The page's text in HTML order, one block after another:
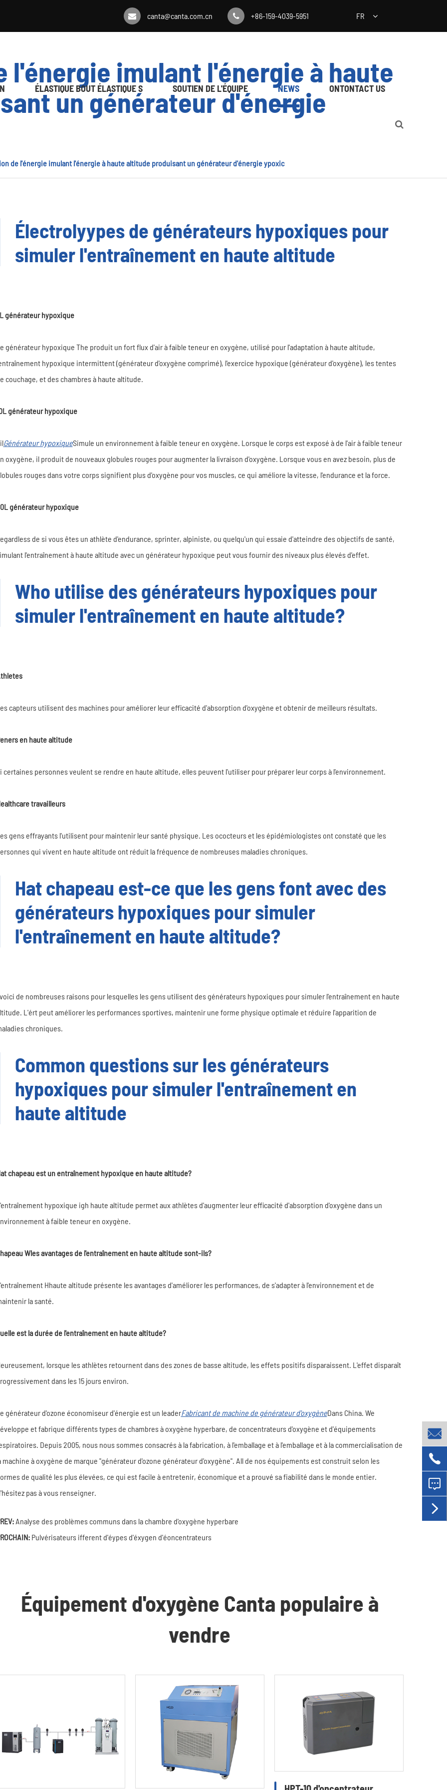
FR
+86-159-4039-5951
canta@canta.com.cn
ÉLASTIQUE BOUT ÉLASTIQUE S SOUTIEN DE L'ÉQUIPE NEWS ONTONTACT US
l'énergie imulant l'énergie à haute
un générateur d'énergie
de l'énergie imulant l'énergie à haute altitude produisant un générateur d'énergie ypoxic
Électrolyypes de générateurs hypoxiques pour
simuler l'entraînement en haute altitude
générateur hypoxique
générateur hypoxique The produit un fort flux d'air à faible teneur en oxygène, utilisé pour l'adaptation à haute altitude,
hypoxique intermittent (générateur d'oxygène comprimé), l'exercice hypoxique (générateur d'oxygène), les tentes
couchage, et des chambres à haute altitude.
générateur hypoxique
Générateur hypoxiqueSimule un environnement à faible teneur en oxygène. Lorsque le corps est exposé à de l'air à faible teneur
oxygène, il produit de nouveaux globules rouges pour augmenter la livraison d'oxygène. Lorsque vous en avez besoin, plus de
rouges dans votre corps signifient plus d'oxygène pour vos muscles, ce qui améliore la vitesse, l'endurance et la force.
générateur hypoxique
de si vous êtes un athlète d'endurance, sprinter, alpiniste, ou quelqu'un qui essaie d'atteindre des objectifs de santé,
l'entraînement à haute altitude avec un générateur hypoxique peut vous fournir des niveaux plus élevés d'effet.
Who utilise des générateurs hypoxiques pour
simuler l'entraînement en haute altitude?
capteurs utilisent des machines pour améliorer leur efficacité d'absorption d'oxygène et obtenir de meilleurs résultats.
en haute altitude
certaines personnes veulent se rendre en haute altitude, elles peuvent l'utiliser pour préparer leur corps à l'environnement.
travailleurs
gens effrayants l'utilisent pour maintenir leur santé physique. Les ococteurs et les épidémiologistes ont constaté que les
qui vivent en haute altitude ont réduit la fréquence de nombreuses maladies chroniques.
Hat chapeau est-ce que les gens font avec des
générateurs hypoxiques pour simuler
l'entraînement en haute altitude?
de nombreuses raisons pour lesquelles les gens utilisent des générateurs hypoxiques pour simuler l'entraînement en haute
L'ért peut améliorer les performances sportives, maintenir une forme physique optimale et réduire l'apparition de
chroniques.
Common questions sur les générateurs
hypoxiques pour simuler l'entraînement en
haute altitude
chapeau est un entraînement hypoxique en haute altitude?
hypoxique igh haute altitude permet aux athlètes d'augmenter leur efficacité d'absorption d'oxygène dans un
à faible teneur en oxygène.
Wles avantages de l'entraînement en haute altitude sont-ils?
Hhaute altitude présente les avantages d'améliorer les performances, de s'adapter à l'environnement et de
la santé.
est la durée de l'entraînement en haute altitude?
lorsque les athlètes retournent dans des zones de basse altitude, les effets positifs disparaissent. L'effet disparaît
dans les 15 jours environ.
générateur d'ozone économiseur d'énergie est un leaderFabricant de machine de générateur d'oxygèneDans China. We
et fabrique différents types de chambres à oxygène hyperbare, de concentrateurs d'oxygène et d'équipements
Depuis 2005, nous nous sommes consacrés à la fabrication, à l'emballage et à l'emballage et à la commercialisation de
machine à oxygène de marque "générateur d'ozone générateur d'oxygène". All de nos équipements est construit selon les
de qualité les plus élevées, ce qui est facile à entretenir, économique et a prouvé sa fiabilité dans le monde entier.
pas à vous renseigner.
Analyse des problèmes communs dans la chambre d'oxygène hyperbare
Pulvérisateurs ifferent d'éypes d'éxygen d'éoncentrateurs
Équipement d'oxygène Canta populaire à
vendre



